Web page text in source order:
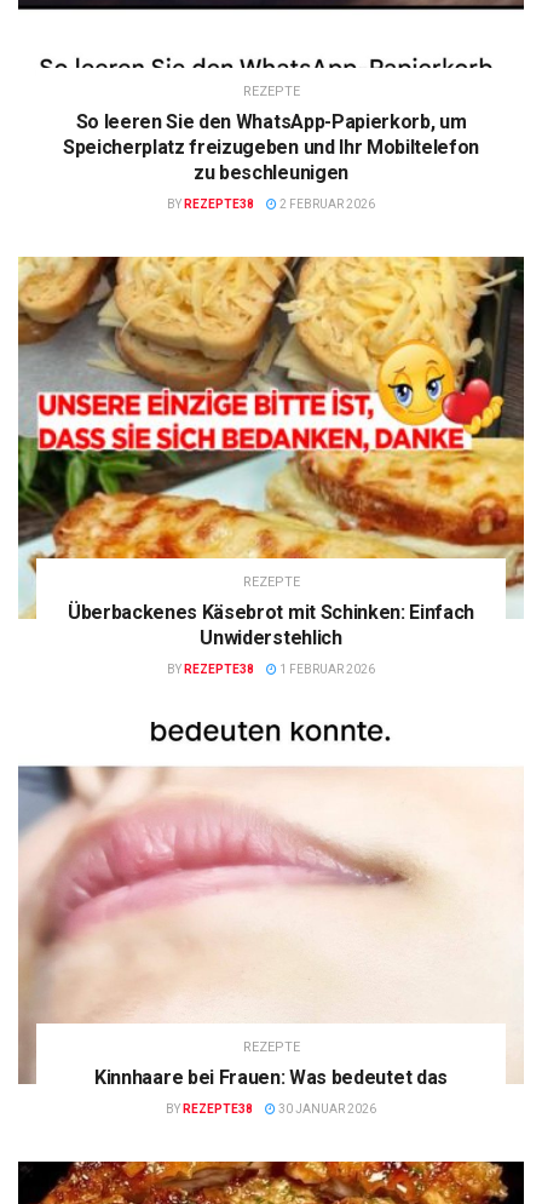
REZEPTE
So leeren Sie den WhatsApp-Papierkorb, um
Speicherplatz freizugeben und Ihr Mobiltelefon
zu beschleunigen
BY REZEPTE38 2 FEBRUAR 2026
REZEPTE
Überbackenes Käsebrot mit Schinken: Einfach
Unwiderstehlich
BY REZEPTE38 1 FEBRUAR 2026
REZEPTE
Kinnhaare bei Frauen: Was bedeutet das
BY REZEPTE38 30 JANUAR 2026